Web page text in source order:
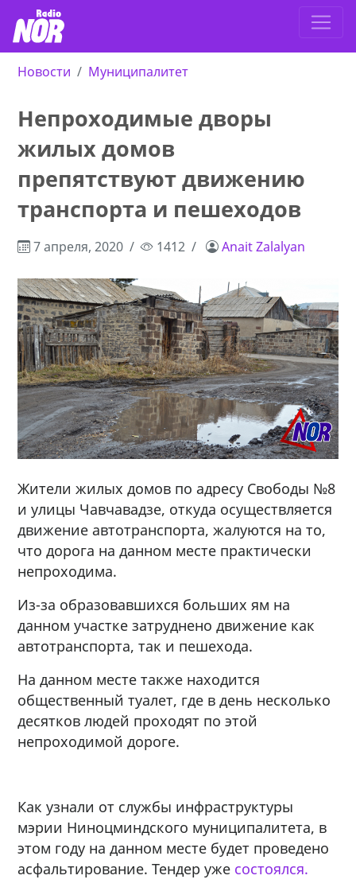
Новости Муниципалитет
Непроходимые дворы
жилых домов
препятствуют движению
транспорта и пешеходов
7 апреля, 2020 1412 Anait Zalalyan
Жители жилых домов по адресу Свободы №8
и улицы Чавчавадзе, откуда осуществляется
движение автотранспорта, жалуются на то,
что дорога на данном месте практически
непроходима.
Из-за образовавшихся больших ям на
данном участке затруднено движение как
автотранспорта, так и пешехода.
На данном месте также находится
общественный туалет, где в день несколько
десятков людей проходят по этой
непроходимой дороге.
Как узнали от службы инфраструктуры
мэрии Ниноцминдского муниципалитета, в
этом году на данном месте будет проведено
асфальтирование. Тендер уже состоялся.